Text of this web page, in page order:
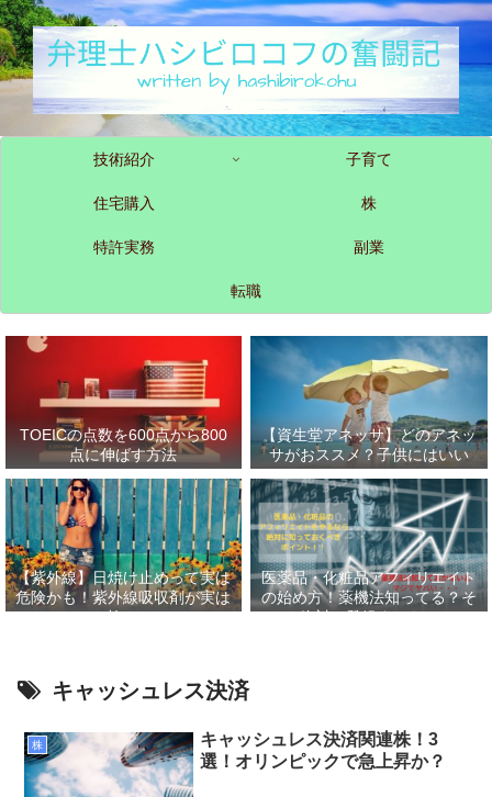
技術紹介 子育て
住宅購入 株
特許実務 副業
転職
TOEICの点数を600点から800
点に伸ばす方法
【資生堂アネッサ】どのアネッ
サがおススメ？子供にはいい
の？
【紫外線】日焼け止めって実は
危険かも！紫外線吸収剤が実は
怖い
医薬品・化粧品アフィリエイト
の始め方！薬機法知ってる？そ
して絶対に登録すべきASP６
キャッシュレス決済
株
キャッシュレス決済関連株！3
選！オリンピックで急上昇か？